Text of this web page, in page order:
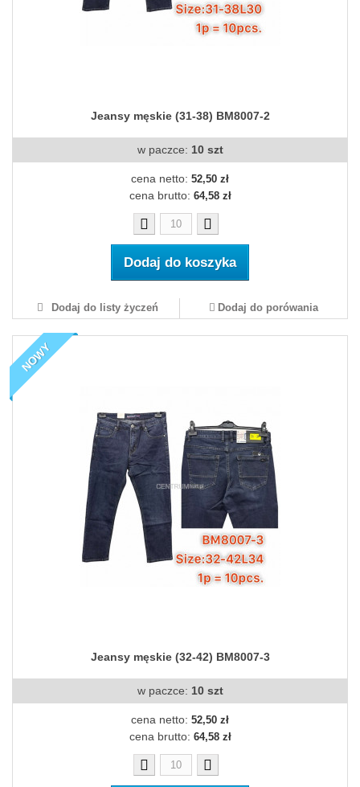
Jeansy męskie (31-38) BM8007-2
w paczce: 10 szt
cena netto: 52,50 zł
cena brutto: 64,58 zł
Dodaj do koszyka
Dodaj do listy życzeń Dodaj do porówania
NOWY
Jeansy męskie (32-42) BM8007-3
w paczce: 10 szt
cena netto: 52,50 zł
cena brutto: 64,58 zł